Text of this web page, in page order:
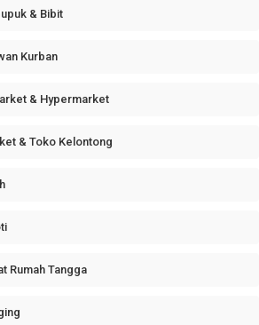
& Bibit
Kurban
& Hypermarket
& Toko Kelontong
Rumah Tangga